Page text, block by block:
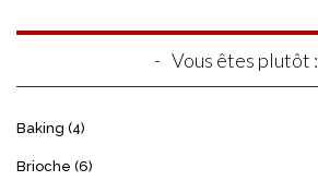
Vous êtes plutôt :
Baking (4)
Brioche (6)